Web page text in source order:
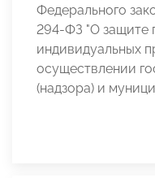
Федерального
294-ФЗ "О защите
индивидуальных
осуществлении
(надзора) и